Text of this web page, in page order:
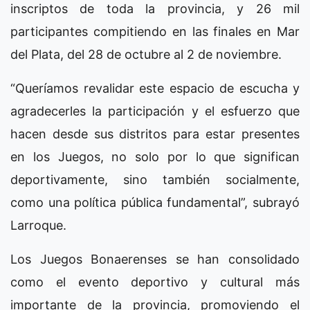
inscriptos de toda la provincia, y 26 mil
participantes compitiendo en las finales en Mar
del Plata, del 28 de octubre al 2 de noviembre.
“Queríamos revalidar este espacio de escucha y
agradecerles la participación y el esfuerzo que
hacen desde sus distritos para estar presentes
en los Juegos, no solo por lo que significan
deportivamente, sino también socialmente,
como una política pública fundamental”, subrayó
Larroque.
Los Juegos Bonaerenses se han consolidado
como el evento deportivo y cultural más
importante de la provincia, promoviendo el